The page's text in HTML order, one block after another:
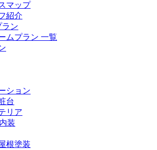
マップ
紹介
ラン
ムプラン 一覧
ション
台
リア
装
根塗装